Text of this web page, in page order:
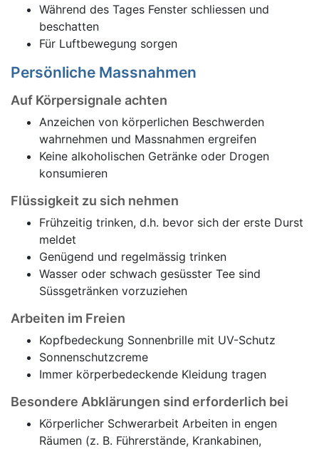
Während des Tages Fenster schliessen und
beschatten
Für Luftbewegung sorgen
Persönliche Massnahmen
Auf Körpersignale achten
Anzeichen von körperlichen Beschwerden
wahrnehmen und Massnahmen ergreifen
Keine alkoholischen Getränke oder Drogen
konsumieren
Flüssigkeit zu sich nehmen
Frühzeitig trinken, d.h. bevor sich der erste Durst
meldet
Genügend und regelmässig trinken
Wasser oder schwach gesüsster Tee sind
Süssgetränken vorzuziehen
Arbeiten im Freien
Kopfbedeckung Sonnenbrille mit UV-Schutz
Sonnenschutzcreme
Immer körperbedeckende Kleidung tragen
Besondere Abklärungen sind erforderlich bei
Körperlicher Schwerarbeit Arbeiten in engen
Räumen (z. B. Führerstände, Krankabinen,